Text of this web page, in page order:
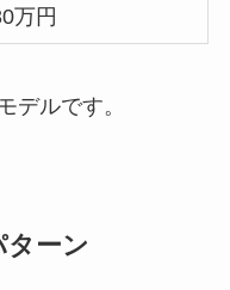
万円
デルです。
ーン